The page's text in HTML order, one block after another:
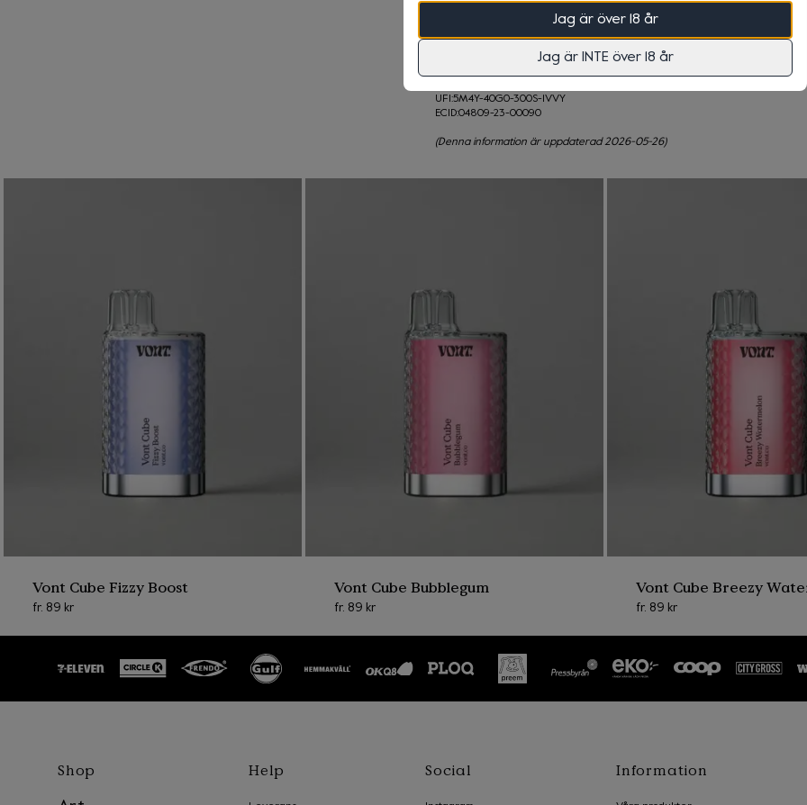
Jag är över 18 år
Jag är INTE över 18 år
0 kr
I ett hållbart samarbete med
dina Vont produkter och bli belönad.
I samarbete med Bower är det nu möjligt att få pant på alla förpackningar från
förpackningarna till närmsta återvinningsstation och registrera inlämningen i
En liten andel av alla förpackningar i Sverige samlas idag in för återvinning. Därför
du nu kan återvinna och samla pant på dina Vont produkter och där mer bidra till en
Ett bra val för plånboken och miljön!
panta våra produkter
med Bower
1.
Börja med att ladda ner Bower appen antingen
Google Play. Länkar till
apparna hittar du enkelt på
GetBower.com.
Detta kan du enkelt göra direkt i Bower-appen.
eller särskilt avfall enligt lokala, regionala, nationella och/eller
internationella bestämmelser. Förvaras oåtkomligt för barn.
Innehåller d-Limonene, citral. Kan orsaka en allergisk reaktion.
UFI:5M4Y-40G0-300S-1VVY
ECID:04809-23-00090
(Denna information är uppdaterad 2026-05-26)
Vont Cube Fizzy Boost
fr. 89 kr
Vont Cube Bubblegum
fr. 89 kr
Vont Cube Breezy
fr. 89 kr
Shop Help Social Information